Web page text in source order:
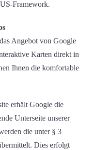
Framework.
Angebot von Google
Karten direkt in
Ihnen die komfortable
erhält Google die
Unterseite unserer
die unter § 3
Dies erfolgt